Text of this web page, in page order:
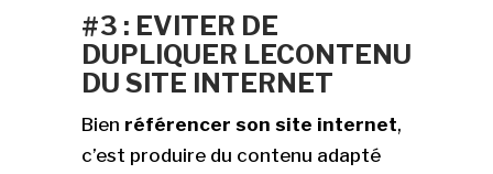
#3 : EVITER DE
DUPLIQUER LECONTENU
DU SITE INTERNET
Bien référencer son site internet,
c’est produire du contenu adapté